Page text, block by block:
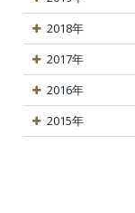
2018年
2017年
2016年
2015年